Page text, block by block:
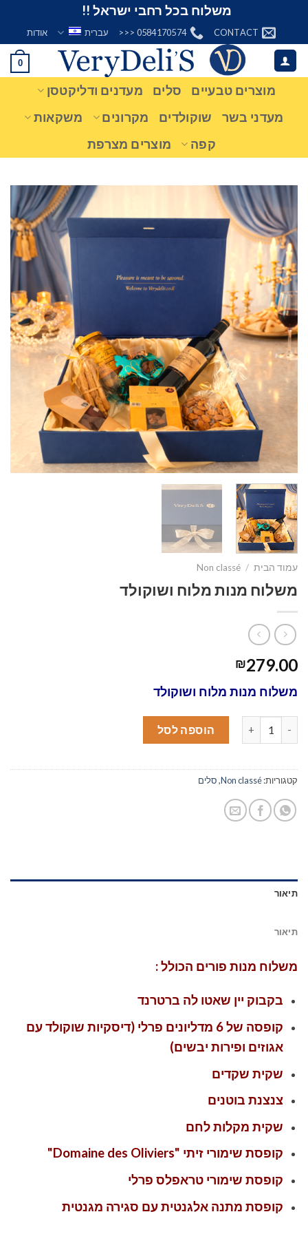
content
משלוח בכל רחבי ישראל !!
CONTACT
0584170574 <<< עברית אודות
0
מוצרים טבעיים סלים
מעדנים ודליקטסן
מעדני בשר
שוקולדים מקרונים
משקאות
קפה
מוצרים מצרפת
עמוד הבית /
Non classé
משלוח מנות מלוח ושוקולד
₪279.00
משלוח מנות מלוח ושוקולד
כמות של משלוח מנות מלוח ושוקולד
הוספה לסל
קטגוריות:Non classé
,סלים
תיאור
תיאור
משלוח מנות פורים הכולל :
בקבוק יין שאטו לה ברטרנד
קופסה של 6 מדליונים פרלי (דיסקיות שוקולד עם
אגוזים ופירות יבשים)
שקית שקדים
צנצנת בוטנים
שקית מקלות לחם
קופסת שימורי זיתי "Domaine des Oliviers"
קופסת שימורי טראפלס פרלי
קופסת מתנה אלגנטית עם סגירה מגנטית